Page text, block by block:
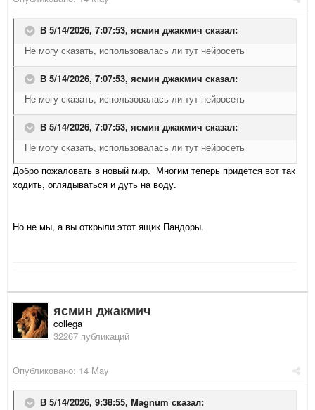
В 5/14/2026, 7:07:53, ясмин джакмич сказал:
Не могу сказать, использовалась ли тут нейросеть
В 5/14/2026, 7:07:53, ясмин джакмич сказал:
Не могу сказать, использовалась ли тут нейросеть
В 5/14/2026, 7:07:53, ясмин джакмич сказал:
Не могу сказать, использовалась ли тут нейросеть
Добро пожаловать в новый мир. Многим теперь придется вот так
ходить, оглядываться и дуть на воду.
Но не мы, а вы открыли этот ящик Пандоры.
ясмин джакмич
collega
32267 публикаций
Опубликовано: 14 May
В 5/14/2026, 9:38:55, Magnum сказал: